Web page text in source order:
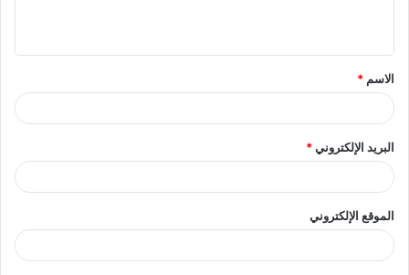
ق
*
الاسم *
البريد الإلكتروني*
الموقع الإلكتروني